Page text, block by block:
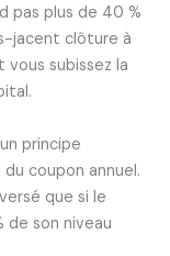
pas plus de 40 %
jacent clôture à
subissez la
principe
coupon annuel.
que si le
de son niveau